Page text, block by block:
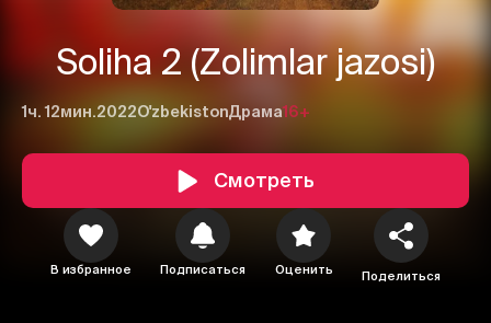
Soliha 2 (Zolimlar jazosi)
1ч. 12мин.2022O'zbekistonДрама16+
Смотреть
В избранное Подписаться Оценить Поделиться